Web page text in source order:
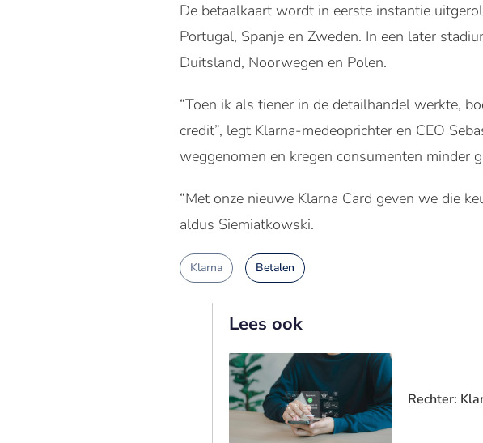
De betaalkaart wordt in eerste instantie
Portugal, Spanje en Zweden. In een later
Duitsland, Noorwegen en Polen.
“Toen ik als tiener in de detailhandel werkte,
credit”, legt Klarna-medeoprichter en CEO
weggenomen en kregen consumenten minder
“Met onze nieuwe Klarna Card geven we die
aldus Siemiatkowski.
Klarna Betalen
Lees ook
Rechter: